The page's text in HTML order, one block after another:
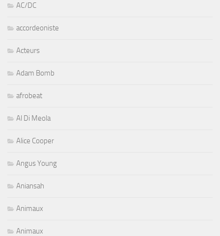
AC/DC
accordeoniste
Acteurs
Adam Bomb
afrobeat
Al Di Meola
Alice Cooper
Angus Young
Aniansah
Animaux
Animaux